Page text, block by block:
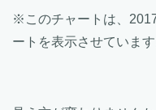
※このチャートは、
ートを表示させています